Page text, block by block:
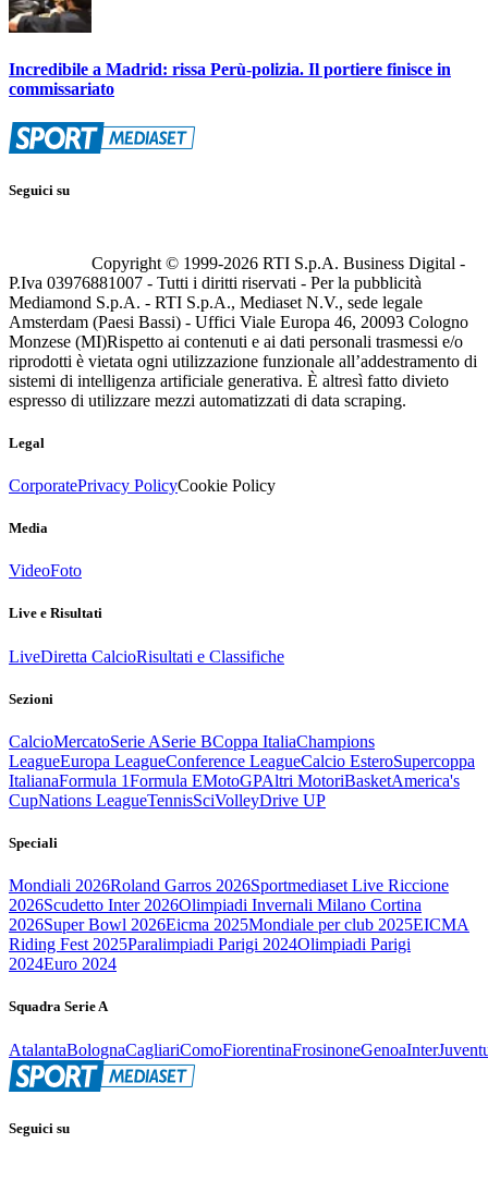
Incredibile a Madrid: rissa Perù-polizia. Il portiere finisce in
commissariato
Seguici su
Copyright © 1999-2026 RTI S.p.A. Business Digital -
P.Iva 03976881007 - Tutti i diritti riservati - Per la pubblicità
Mediamond S.p.A. - RTI S.p.A., Mediaset N.V., sede legale
Amsterdam (Paesi Bassi) - Uffici Viale Europa 46, 20093 Cologno
Monzese (MI)Rispetto ai contenuti e ai dati personali trasmessi e/o
riprodotti è vietata ogni utilizzazione funzionale all’addestramento di
sistemi di intelligenza artificiale generativa. È altresì fatto divieto
espresso di utilizzare mezzi automatizzati di data scraping.
Legal
CorporatePrivacy PolicyCookie Policy
Media
VideoFoto
Live e Risultati
LiveDiretta CalcioRisultati e Classifiche
Sezioni
CalcioMercatoSerie ASerie BCoppa ItaliaChampions
LeagueEuropa LeagueConference LeagueCalcio EsteroSupercoppa
ItalianaFormula 1Formula EMotoGPAltri MotoriBasketAmerica's
CupNations LeagueTennisSciVolleyDrive UP
Speciali
Mondiali 2026Roland Garros 2026Sportmediaset Live Riccione
2026Scudetto Inter 2026Olimpiadi Invernali Milano Cortina
2026Super Bowl 2026Eicma 2025Mondiale per club 2025EICMA
Riding Fest 2025Paralimpiadi Parigi 2024Olimpiadi Parigi
2024Euro 2024
Squadra Serie A
AtalantaBolognaCagliariComoFiorentinaFrosinoneGenoaInter
Seguici su